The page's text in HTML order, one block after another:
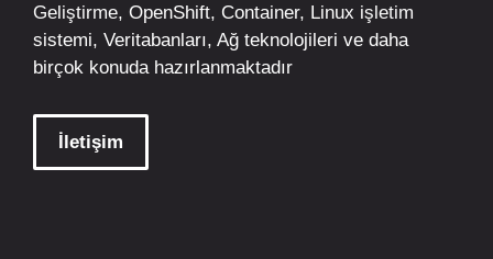
Geliştirme, OpenShift, Container, Linux işletim
sistemi, Veritabanları, Ağ teknolojileri ve daha
birçok konuda hazırlanmaktadır
İletişim